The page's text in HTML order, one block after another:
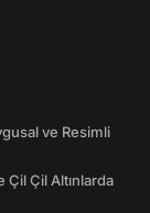
ve Resimli
Çil Çil Altınlarda